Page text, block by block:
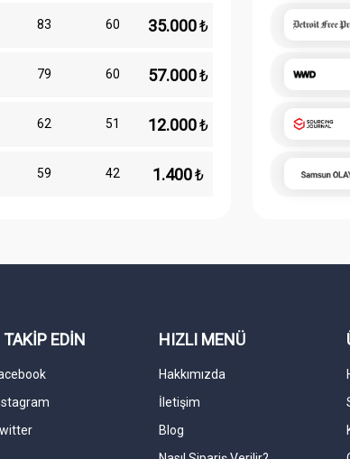
83 60 35.000₺
79 60 57.000₺
62 51 12.000₺
59 42 1.400₺
EDİN HIZLI MENÜ
Hakkımızda
İletişim
Blog